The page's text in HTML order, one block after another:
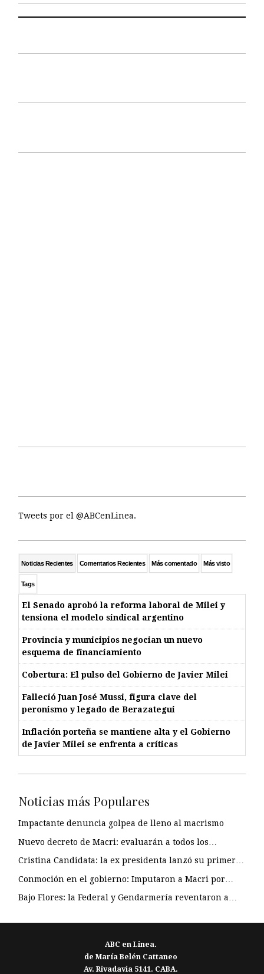
Tweets por el @ABCenLinea.
Noticias Recientes Comentarios Recientes Más comentado Más visto
Tags
El Senado aprobó la reforma laboral de Milei y
tensiona el modelo sindical argentino
Provincia y municipios negocian un nuevo
esquema de financiamiento
Cobertura: El pulso del Gobierno de Javier Milei
Falleció Juan José Mussi, figura clave del
peronismo y legado de Berazategui
Inflación porteña se mantiene alta y el Gobierno
de Javier Milei se enfrenta a críticas
Noticias más Populares
Impactante denuncia golpea de lleno al macrismo
Nuevo decreto de Macri: evaluarán a todos los…
Cristina Candidata: la ex presidenta lanzó su primer…
Conmoción en el gobierno: Imputaron a Macri por…
Bajo Flores: la Federal y Gendarmería reventaron a…
ABC en Linea.
de María Belén Cattaneo
Av. Rivadavia 5141. CABA.